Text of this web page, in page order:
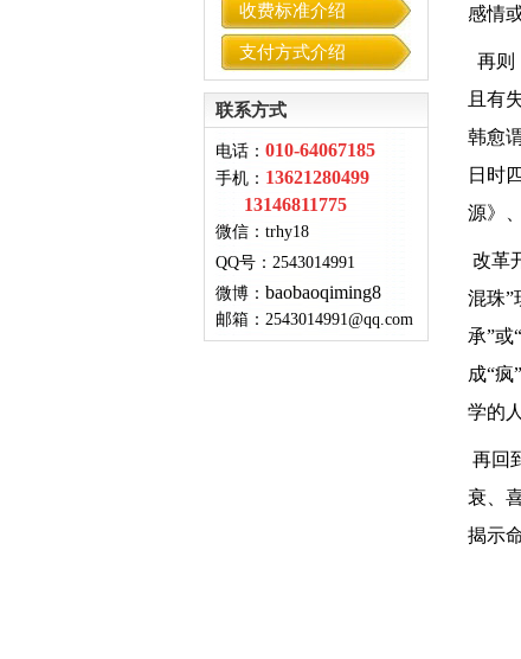
收费标准介绍
支付方式介绍
联系方式
电话： 010-64067185
手机： 13621280499
13146811775
微信： trhy18
QQ号 ： 2543014991
微博： baobaoqiming8
邮箱： 2543014991@qq.com
感情
再则
且有
韩愈
日时
源》
改革
混珠”
承”或
成“
学的
再回
衰、
揭示